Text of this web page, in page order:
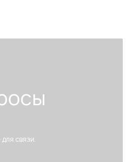
связи.